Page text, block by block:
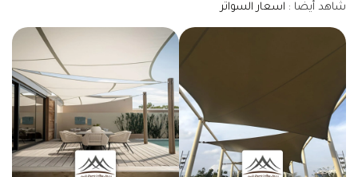
شاهد أيضا : اسعار السواتر